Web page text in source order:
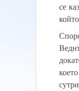
се